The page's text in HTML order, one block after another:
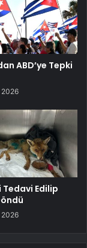
ABD’ye Tepki
2026
Tedavi Edilip
2026